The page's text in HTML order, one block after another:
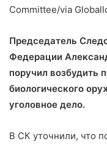
Committee/via
Председатель
Федерации
поручил возбудить
биологического
уголовное дело.
В СК уточнили, что